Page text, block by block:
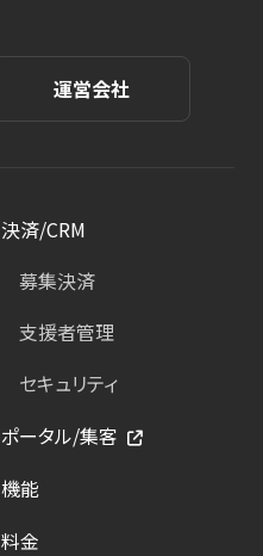
運営会社
決済/CRM
募集決済
支援者管理
セキュリティ
ポータル/集客
機能
料金